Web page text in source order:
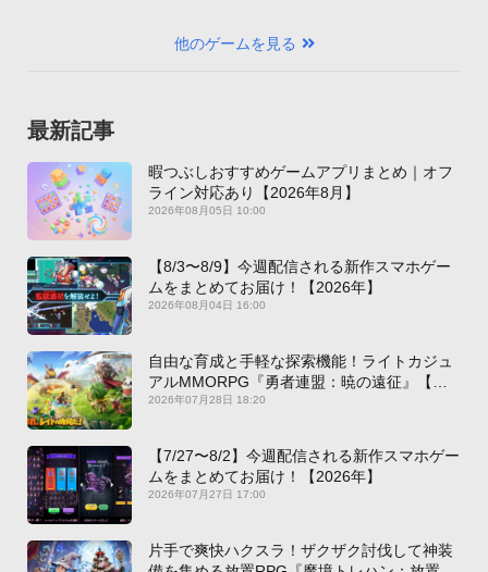
他のゲームを見る
最新記事
暇つぶしおすすめゲームアプリまとめ｜オフ
ライン対応あり【2026年8月】
2026年08月05日 10:00
【8/3〜8/9】今週配信される新作スマホゲー
ムをまとめてお届け！【2026年】
2026年08月04日 16:00
自由な育成と手軽な探索機能！ライトカジュ
アルMMORPG『勇者連盟：暁の遠征』【最
新作PICKUP】
2026年07月28日 18:20
【7/27〜8/2】今週配信される新作スマホゲー
ムをまとめてお届け！【2026年】
2026年07月27日 17:00
片手で爽快ハクスラ！ザクザク討伐して神装